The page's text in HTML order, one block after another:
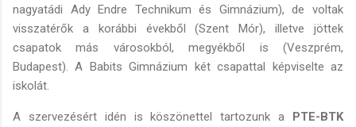
nagyatádi Ady Endre Technikum és Gimnázium), de voltak
visszatérők a korábbi évekből (Szent Mór), illetve jöttek
csapatok más városokból, megyékből is (Veszprém,
Budapest). A Babits Gimnázium két csapattal képviselte az
iskolát.
A szervezésért idén is köszönettel tartozunk a PTE-BTK